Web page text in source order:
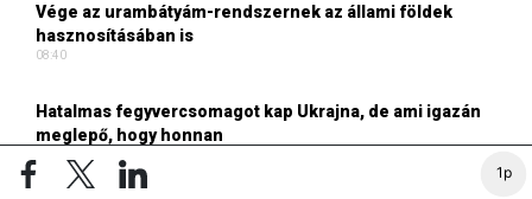
1p
Vége az urambátyám-rendszernek az állami földek
hasznosításában is
08:40
Hatalmas fegyvercsomagot kap Ukrajna, de ami igazán
meglepő, hogy honnan